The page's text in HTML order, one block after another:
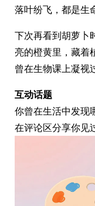
落叶纷飞，都是生
下次再看到胡萝卜
亮的橙黄里，藏着
曾在生物课上凝视
互动话题
你曾在生活中发现
在评论区分享你见